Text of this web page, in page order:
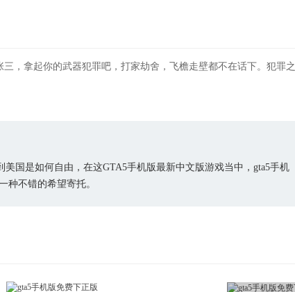
，拿起你的武器犯罪吧，打家劫舍，飞檐走壁都不在话下。犯罪之
国是如何自由，在这GTA5手机版最新中文版游戏当中，gta5手机
种不错的希望寄托。